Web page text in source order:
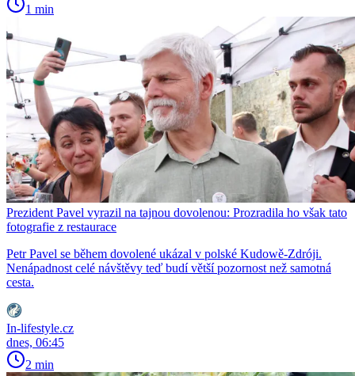
1 min
Prezident Pavel vyrazil na tajnou dovolenou: Prozradila ho však tato
fotografie z restaurace
Petr Pavel se během dovolené ukázal v polské Kudowě-Zdróji.
Nenápadnost celé návštěvy teď budí větší pozornost než samotná
cesta.
In-lifestyle.cz
dnes, 06:45
2 min